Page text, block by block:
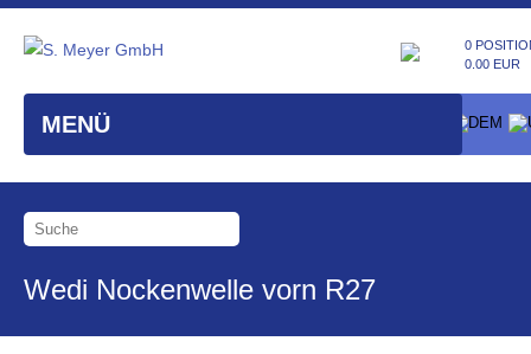
MENÜ
0
0.00 EUR
Wedi Nockenwelle vorn R27